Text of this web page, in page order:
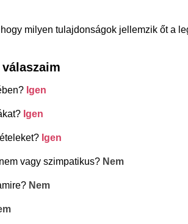
hogy milyen tulajdonságok jellemzik őt a
Igen
Igen
Igen
vagy szimpatikus? Nem
Nem